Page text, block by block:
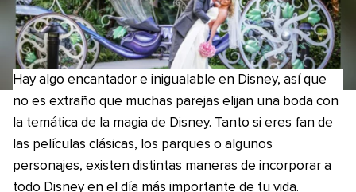
Hay algo encantador e inigualable en Disney, así que
no es extraño que muchas parejas elijan una boda con
la temática de la magia de Disney. Tanto si eres fan de
las películas clásicas, los parques o algunos
personajes, existen distintas maneras de incorporar a
todo Disney en el día más importante de tu vida.